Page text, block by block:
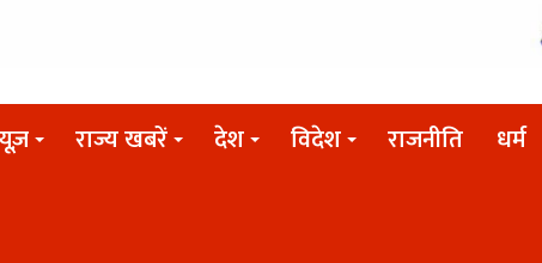
राज्य खबरें देश विदेश राजनीति धर्म